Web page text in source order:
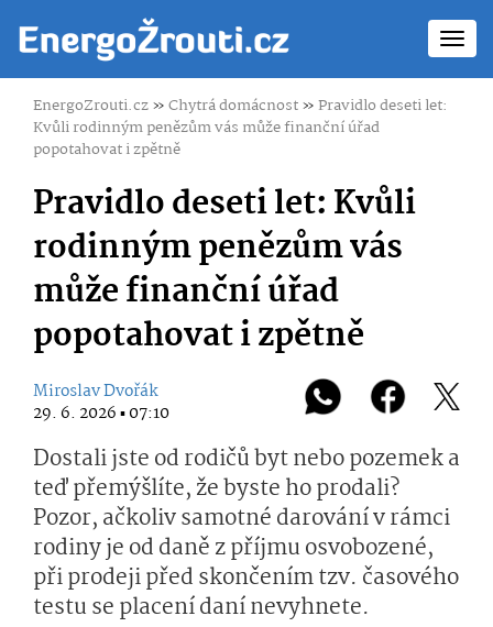
EnergoZrouti.cz»Chytrá domácnost»Pravidlo deseti let:
Kvůli rodinným penězům vás může finanční úřad
popotahovat i zpětně
Pravidlo deseti let: Kvůli
rodinným penězům vás
může finanční úřad
popotahovat i zpětně
Miroslav Dvořák
29. 6. 2026 ▪ 07:10
Dostali jste od rodičů byt nebo pozemek a
teď přemýšlíte, že byste ho prodali?
Pozor, ačkoliv samotné darování v rámci
rodiny je od daně z příjmu osvobozené,
při prodeji před skončením tzv. časového
testu se placení daní nevyhnete.